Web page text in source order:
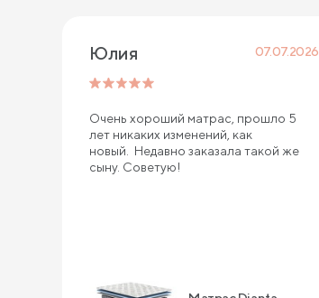
Юлия 07.07.2026
Очень хороший матрас, прошло 5
лет никаких изменений, как
новый. Недавно заказала такой же
сыну. Советую!